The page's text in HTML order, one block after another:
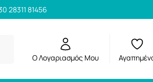
28311 81456
Ο Λογαριασμός Μου